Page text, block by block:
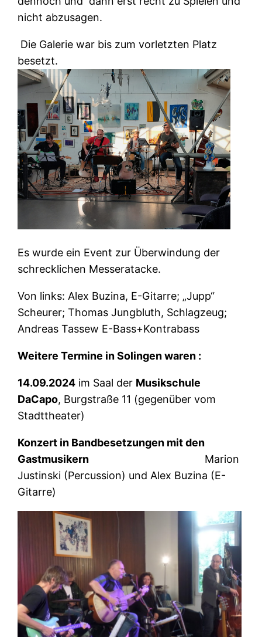
nicht abzusagen.
Die Galerie war bis zum vorletzten Platz
besetzt.
Es wurde ein Event zur Überwindung der
schrecklichen Messeratacke.
Von links: Alex Buzina, E-Gitarre; „Jupp“
Scheurer; Thomas Jungbluth, Schlagzeug;
Andreas Tassew E-Bass+Kontrabass
Weitere Termine in Solingen waren :
14.09.2024 im Saal der Musikschule
DaCapo, Burgstraße 11 (gegenüber vom
Stadttheater)
Konzert in Bandbesetzungen mit den
Gastmusikern
Marion
Justinski (Percussion) und Alex Buzina (E-
Gitarre)